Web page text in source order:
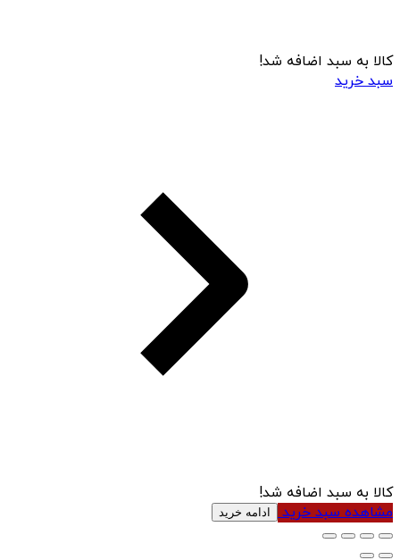
کالا به سبد اضافه شد!
سبد خرید
کالا به سبد اضافه شد!
مشاهده سبد خرید
ادامه خرید